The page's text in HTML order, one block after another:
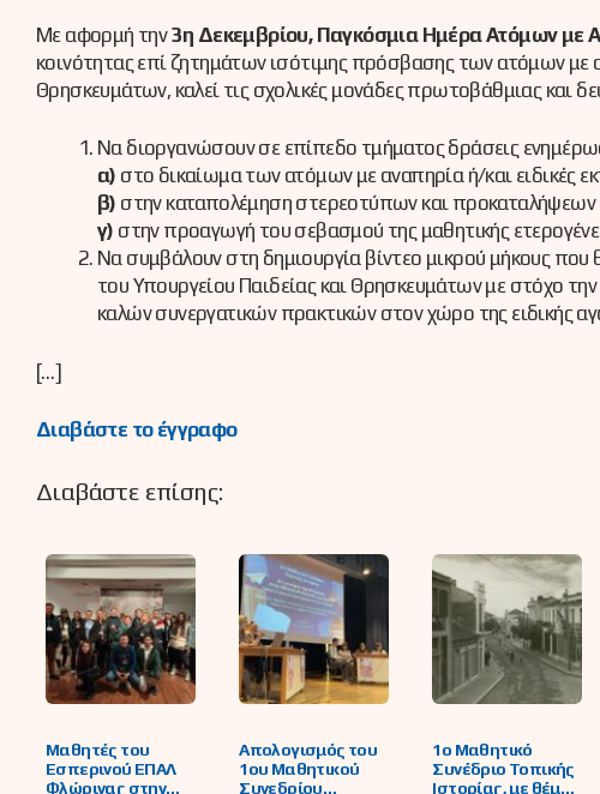
Με αφορμή την3η Δεκεμβρίου, Παγκόσμια Ημέρα Ατόμων με
κοινότητας επί ζητημάτων ισότιμης πρόσβασης των ατόμων με
Θρησκευμάτων, καλεί τις σχολικές μονάδες πρωτοβάθμιας
Να διοργανώσουν σε επίπεδο τμήματος δράσεις
α) στο δικαίωμα των ατόμων με αναπηρία ή/και ειδικές
β) στην καταπολέμηση στερεοτύπων και προκαταλήψεων
γ) στην προαγωγή του σεβασμού της μαθητικής
Να συμβάλουν στη δημιουργία βίντεο μικρού μήκους
του Υπουργείου Παιδείας και Θρησκευμάτων με στόχο
καλών συνεργατικών πρακτικών στον χώρο της ειδικής
[…]
Διαβάστε το έγγραφο
Διαβάστε επίσης:
Μαθητές του
Εσπερινού ΕΠΑΛ
Φλώρινας στην
Απολογισμός του
1ου Μαθητικού
Συνεδρίου
1ο Μαθητικό
Συνέδριο Τοπικής
Ιστορίας, με θέμα: